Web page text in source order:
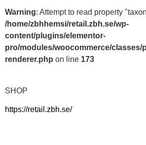
Warning: Attempt to read property
/home/zbhhemsi/retail.zbh.se/wp-
content/plugins/elementor-
pro/modules/woocommerce/classes/
renderer.php on line 173
SHOP
https://retail.zbh.se/